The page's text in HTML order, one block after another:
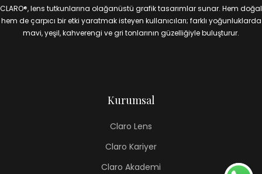
CLARO®, lens tutkunlarına olağanüstü grafik tasarımlar sunar. Hem doğal
hem de çarpıcı bir etki yaratmak isteyen kullanıcıları; farklı yoğunluklarda
mavi, yeşil, kahverengi ve gri tonlarının güzelliğiyle buluşturur.
Kurumsal
Claro Lens
Claro Kariyer
Claro Akademi